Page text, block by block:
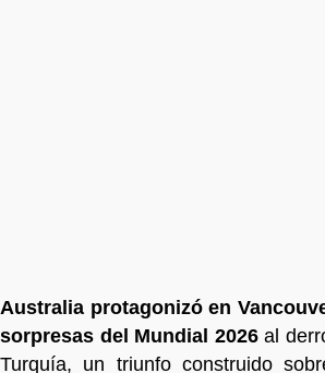
Australia protagonizó en
sorpresas del Mundial 2026al
Turquía, un triunfo construido